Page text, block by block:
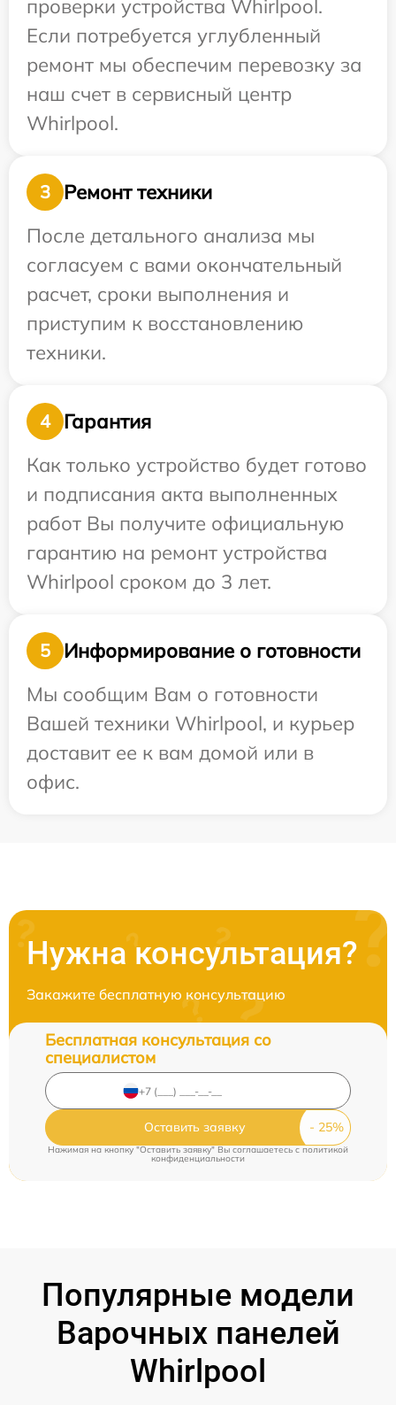
проверки устройства Whirlpool.
Если потребуется углубленный
ремонт мы обеспечим перевозку за
наш счет в сервисный центр
Whirlpool.
3
Ремонт техники
После детального анализа мы
согласуем с вами окончательный
расчет, сроки выполнения и
приступим к восстановлению
техники.
4
Гарантия
Как только устройство будет готово
и подписания акта выполненных
работ Вы получите официальную
гарантию на ремонт устройства
Whirlpool сроком до 3 лет.
5
Информирование о готовности
Мы сообщим Вам о готовности
Вашей техники Whirlpool, и курьер
доставит ее к вам домой или в
офис.
Нужна консультация?
Закажите бесплатную консультацию
Бесплатная консультация со
специалистом
Оставить заявку
Нажимая на кнопку "Оставить заявку" Вы соглашаетесь c политикой
конфиденциальности
Популярные модели
Варочных панелей
Whirlpool